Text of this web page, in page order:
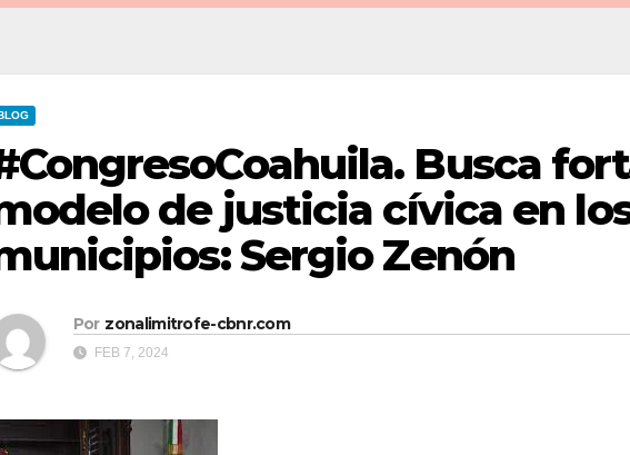
Busca
de justicia cívica en
Sergio Zenón
Por zonalimitrofe-cbnr.com
FEB 7, 2024